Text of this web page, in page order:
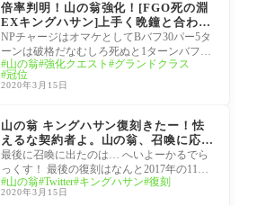
倍率判明！山の翁強化！[FGO死の淵
EXキングハサン]上手く晩鐘と合わせ
ると単独でB100％バフがかかりダメ
ージが跳ね上がる。
NPチャージはオマケとしてBバフ30パー5タ
ーンは破格だなむしろ死ぬと1ターンバフに
なるから死なない方がいいかも へいよーか
るでら
山の翁 強化クエスト
グランドクラス
冠位
2020年3月15日
山の翁 キングハサン復刻きたー！怯
えるな契約者よ。山の翁、召喚に応
じ、姿を晒した。[FGO TVアニメ「F
ate/Grand Order -絶対魔獣戦線バビ
ロニア-」放送記念キャンペーン 第4
弾 ピックアップ召喚]召喚に成功した
最後に召喚に出たのは… へいよーかるでら
っくす！ 最後の復刻はなんと2017年の11
月…長かった！ バビロニアアニメのクライ
マックス
山の翁 Twitter キングハサン 復刻
2020年3月15日